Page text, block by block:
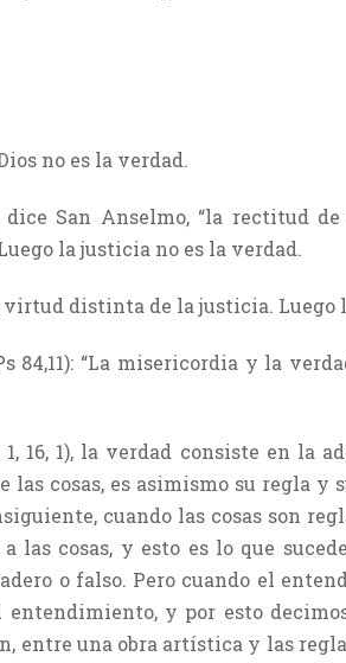
no es la verdad.
San Anselmo, “la rectitud
la justicia no es la verdad.
virtud distinta de la justicia.
84,11): “La misericordia y la
1, 16, 1), la verdad consiste en la
las cosas, es asimismo su regla y
cuando las cosas son
las cosas, y esto es lo que
o falso. Pero cuando el
entendimiento, y por esto
entre una obra artística y las